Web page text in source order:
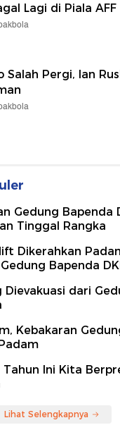
Lagi di Piala AFF
Salah Pergi, Ian
Gedung Bapenda
Tinggal Rangka
Dikerahkan
Bapenda
Dievakuasi dari
Kebakaran
Tahun Ini Kita
Lihat Selengkapnya